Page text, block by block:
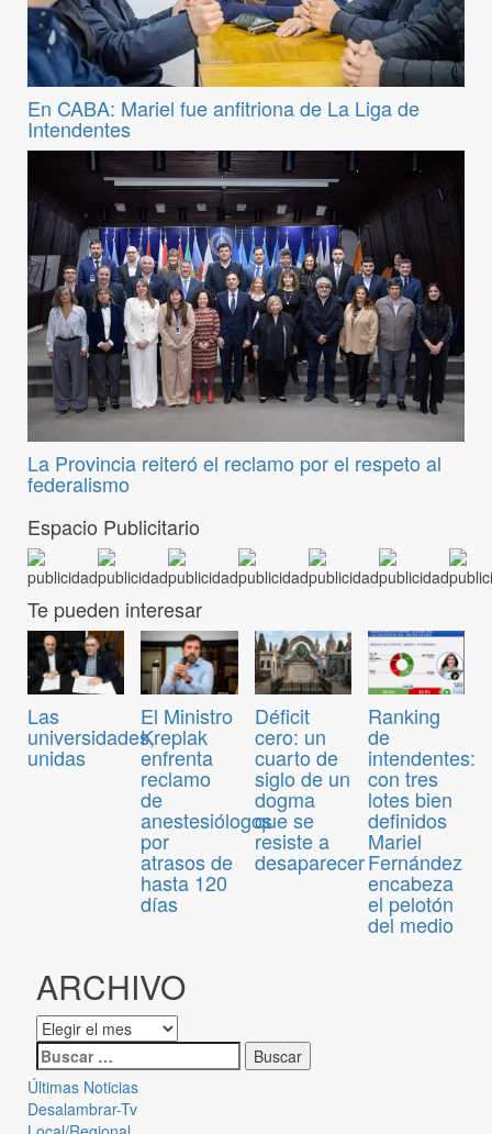
En CABA: Mariel fue anfitriona de La Liga de
Intendentes
La Provincia reiteró el reclamo por el respeto al
federalismo
Espacio Publicitario
Te pueden interesar
Las
universidades,
unidas
El Ministro
Kreplak
enfrenta
reclamo
de
anestesiólogos
por
atrasos de
hasta 120
días
Déficit
cero: un
cuarto de
siglo de un
dogma
que se
resiste a
desaparecer
Ranking
de
intendentes:
con tres
lotes bien
definidos
Mariel
Fernández
encabeza
el pelotón
del medio
ARCHIVO
Últimas Noticias
Desalambrar-Tv